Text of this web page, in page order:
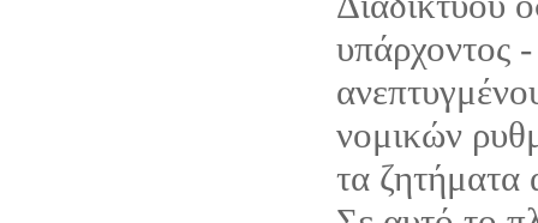
υπάρχοντος
νομικών
τα ζητήματα